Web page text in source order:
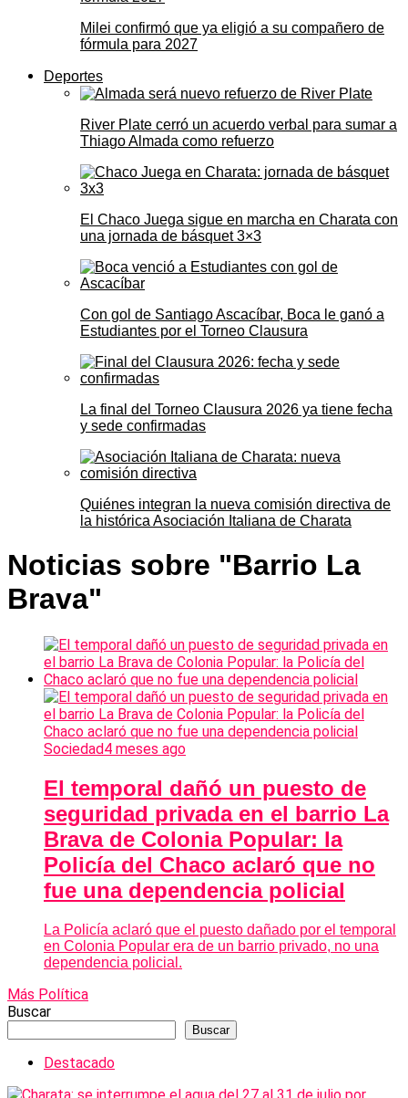
Milei confirmó que ya eligió a su compañero de
fórmula para 2027
Deportes
River Plate cerró un acuerdo verbal para sumar a
Thiago Almada como refuerzo
El Chaco Juega sigue en marcha en Charata con
una jornada de básquet 3×3
Con gol de Santiago Ascacíbar, Boca le ganó a
Estudiantes por el Torneo Clausura
La final del Torneo Clausura 2026 ya tiene fecha
y sede confirmadas
Quiénes integran la nueva comisión directiva de
la histórica Asociación Italiana de Charata
Noticias sobre "Barrio La
Brava"
Sociedad4 meses ago
El temporal dañó un puesto de
seguridad privada en el barrio La
Brava de Colonia Popular: la
Policía del Chaco aclaró que no
fue una dependencia policial
La Policía aclaró que el puesto dañado por el temporal
en Colonia Popular era de un barrio privado, no una
dependencia policial.
Más Política
Buscar
Buscar
Destacado